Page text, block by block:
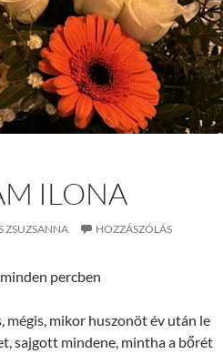
ILONA
ZSUZSANNA HOZZÁSZÓLÁS
percben
mégis, mikor huszonöt év után le
sajgott mindene, mintha a bőrét